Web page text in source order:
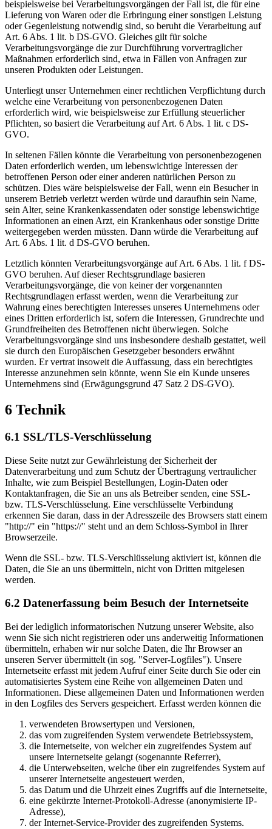
beispielsweise bei Verarbeitungsvorgängen der Fall ist, die für eine
Lieferung von Waren oder die Erbringung einer sonstigen Leistung
oder Gegenleistung notwendig sind, so beruht die Verarbeitung auf
Art. 6 Abs. 1 lit. b DS-GVO. Gleiches gilt für solche
Verarbeitungsvorgänge die zur Durchführung vorvertraglicher
Maßnahmen erforderlich sind, etwa in Fällen von Anfragen zur
unseren Produkten oder Leistungen.
Unterliegt unser Unternehmen einer rechtlichen Verpflichtung durch
welche eine Verarbeitung von personenbezogenen Daten
erforderlich wird, wie beispielsweise zur Erfüllung steuerlicher
Pflichten, so basiert die Verarbeitung auf Art. 6 Abs. 1 lit. c DS-
GVO.
In seltenen Fällen könnte die Verarbeitung von personenbezogenen
Daten erforderlich werden, um lebenswichtige Interessen der
betroffenen Person oder einer anderen natürlichen Person zu
schützen. Dies wäre beispielsweise der Fall, wenn ein Besucher in
unserem Betrieb verletzt werden würde und daraufhin sein Name,
sein Alter, seine Krankenkassendaten oder sonstige lebenswichtige
Informationen an einen Arzt, ein Krankenhaus oder sonstige Dritte
weitergegeben werden müssten. Dann würde die Verarbeitung auf
Art. 6 Abs. 1 lit. d DS-GVO beruhen.
Letztlich könnten Verarbeitungsvorgänge auf Art. 6 Abs. 1 lit. f DS-
GVO beruhen. Auf dieser Rechtsgrundlage basieren
Verarbeitungsvorgänge, die von keiner der vorgenannten
Rechtsgrundlagen erfasst werden, wenn die Verarbeitung zur
Wahrung eines berechtigten Interesses unseres Unternehmens oder
eines Dritten erforderlich ist, sofern die Interessen, Grundrechte und
Grundfreiheiten des Betroffenen nicht überwiegen. Solche
Verarbeitungsvorgänge sind uns insbesondere deshalb gestattet, weil
sie durch den Europäischen Gesetzgeber besonders erwähnt
wurden. Er vertrat insoweit die Auffassung, dass ein berechtigtes
Interesse anzunehmen sein könnte, wenn Sie ein Kunde unseres
Unternehmens sind (Erwägungsgrund 47 Satz 2 DS-GVO).
6 Technik
6.1 SSL/TLS-Verschlüsselung
Diese Seite nutzt zur Gewährleistung der Sicherheit der
Datenverarbeitung und zum Schutz der Übertragung vertraulicher
Inhalte, wie zum Beispiel Bestellungen, Login-Daten oder
Kontaktanfragen, die Sie an uns als Betreiber senden, eine SSL-
bzw. TLS-Verschlüsselung. Eine verschlüsselte Verbindung
erkennen Sie daran, dass in der Adresszeile des Browsers statt einem
"http://" ein "https://" steht und an dem Schloss-Symbol in Ihrer
Browserzeile.
Wenn die SSL- bzw. TLS-Verschlüsselung aktiviert ist, können die
Daten, die Sie an uns übermitteln, nicht von Dritten mitgelesen
werden.
6.2 Datenerfassung beim Besuch der Internetseite
Bei der lediglich informatorischen Nutzung unserer Website, also
wenn Sie sich nicht registrieren oder uns anderweitig Informationen
übermitteln, erhaben wir nur solche Daten, die Ihr Browser an
unseren Server übermittelt (in sog. "Server-Logfiles"). Unsere
Internetseite erfasst mit jedem Aufruf einer Seite durch Sie oder ein
automatisiertes System eine Reihe von allgemeinen Daten und
Informationen. Diese allgemeinen Daten und Informationen werden
in den Logfiles des Servers gespeichert. Erfasst werden können die
verwendeten Browsertypen und Versionen,
das vom zugreifenden System verwendete Betriebssystem,
die Internetseite, von welcher ein zugreifendes System auf
unsere Internetseite gelangt (sogenannte Referrer),
die Unterwebseiten, welche über ein zugreifendes System auf
unserer Internetseite angesteuert werden,
das Datum und die Uhrzeit eines Zugriffs auf die Internetseite,
eine gekürzte Internet-Protokoll-Adresse (anonymisierte IP-
Adresse),
der Internet-Service-Provider des zugreifenden Systems.